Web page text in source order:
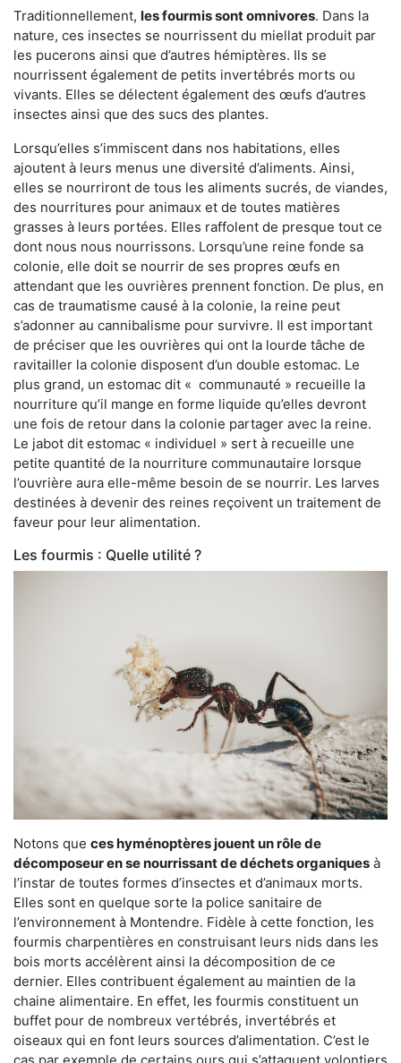
Traditionnellement, les fourmis sont omnivores. Dans la
nature, ces insectes se nourrissent du miellat produit par
les pucerons ainsi que d’autres hémiptères. Ils se
nourrissent également de petits invertébrés morts ou
vivants. Elles se délectent également des œufs d’autres
insectes ainsi que des sucs des plantes.
Lorsqu’elles s’immiscent dans nos habitations, elles
ajoutent à leurs menus une diversité d’aliments. Ainsi,
elles se nourriront de tous les aliments sucrés, de viandes,
des nourritures pour animaux et de toutes matières
grasses à leurs portées. Elles raffolent de presque tout ce
dont nous nous nourrissons. Lorsqu’une reine fonde sa
colonie, elle doit se nourrir de ses propres œufs en
attendant que les ouvrières prennent fonction. De plus, en
cas de traumatisme causé à la colonie, la reine peut
s’adonner au cannibalisme pour survivre. Il est important
de préciser que les ouvrières qui ont la lourde tâche de
ravitailler la colonie disposent d’un double estomac. Le
plus grand, un estomac dit « communauté » recueille la
nourriture qu’il mange en forme liquide qu’elles devront
une fois de retour dans la colonie partager avec la reine.
Le jabot dit estomac « individuel » sert à recueille une
petite quantité de la nourriture communautaire lorsque
l’ouvrière aura elle-même besoin de se nourrir. Les larves
destinées à devenir des reines reçoivent un traitement de
faveur pour leur alimentation.
Les fourmis : Quelle utilité ?
Notons que ces hyménoptères jouent un rôle de
décomposeur en se nourrissant de déchets organiques à
l’instar de toutes formes d’insectes et d’animaux morts.
Elles sont en quelque sorte la police sanitaire de
l’environnement à Montendre. Fidèle à cette fonction, les
fourmis charpentières en construisant leurs nids dans les
bois morts accélèrent ainsi la décomposition de ce
dernier. Elles contribuent également au maintien de la
chaine alimentaire. En effet, les fourmis constituent un
buffet pour de nombreux vertébrés, invertébrés et
oiseaux qui en font leurs sources d’alimentation. C’est le